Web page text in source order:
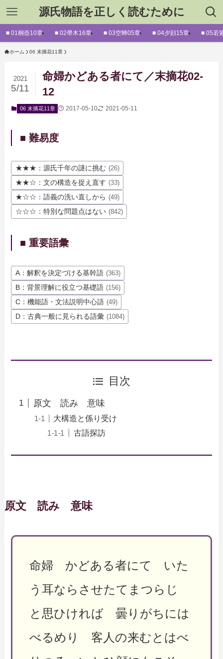
源氏物語を正しく読むために
■ 01桐壺10章 ■ 02帚木16章 ■ 03空蝉05章 ■ 04夕顔15章 ■ 05若
ホーム 06 末摘花11章
命婦かどある者にて／末摘花02-
12
2021
5/11
06 末摘花11章 2017-05-10 2021-05-11
■ 難易度
★★★：源氏千年の謎に挑む (26)
★★☆：文の構造を捉え直す (33)
★☆☆：語義の洗い直しから (49)
☆☆☆：特別な問題点はない (842)
■ 重要語彙
A：解釈を決定づける基幹語 (363)
B：背景理解に役立つ基礎語 (156)
C：機能語・文法説明中心語 (49)
D：古典一般に見られる語彙 (1084)
目次
原文 読み 意味
大構造と係り受け
古語探訪
原文 読み 意味
命婦 かどある者にて いた
う耳ならさせたてまつらじ
と思ひければ 曇りがちには
べるめり 客人の来むとはべ